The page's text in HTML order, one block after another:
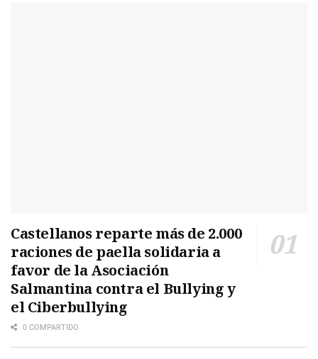
Castellanos reparte más de 2.000
raciones de paella solidaria a
favor de la Asociación
Salmantina contra el Bullying y
el Ciberbullying
0 COMPARTIDO